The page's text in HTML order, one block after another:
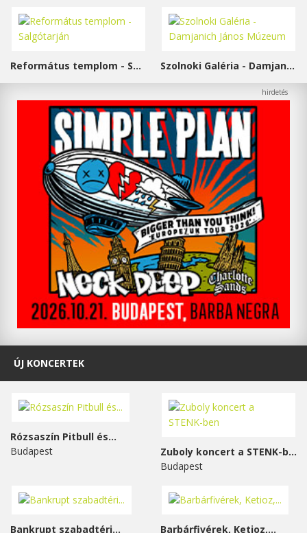
Református templom - Salgótarján Szolnoki Galéria - Damjanich János Múzeum
ÚJ KONCERTEK
Rózsaszín Pitbull és...
Budapest
Zuboly koncert a STENK-ben
Budapest
Bankrupt szabadtéri...
Barbárfivérek, Ketioz,...